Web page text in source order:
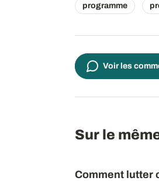
programme
Voir les
Sur le
Comment lutter